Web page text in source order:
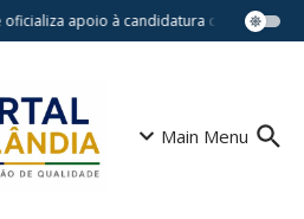
oficializa apoio à candidatura de Lula à
Main Menu